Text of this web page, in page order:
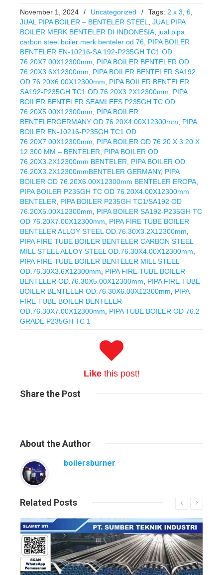
November 1, 2024 / Uncategorized / Tags: 2 x 3 6
JUAL PIPA BOILER – BENTELER STEEL
JUAL PIPA
BOILER MERK BENTELER DI INDONESIA jual pipa
carbon steel boiler merk benteler od 76 PIPA BOILER
BENTELER EN-10216-SA 192-P235GH TC1 OD
76.20X7.00X12300mm
PIPA BOILER BENTELER OD
76.20X3.6X12300mm
PIPA BOILER BENTELER SA192
OD 76.20X6.00X12300mm
PIPA BOILER BENTELER
SA192-P235GH TC1 OD 76.20X3.2X12300mm
PIPA
BOILER BENTELER SEAMLEES P235GH TC OD
76.20X5.00X12300mm
PIPA BOILER
BENTELERGERMANY OD 76.20X4.00X12300mm
PIPA
BOILER EN-10216-P235GH TC1 OD
76.20X7.00X12300mm
PIPA BOILER OD 76.20 X 3.20 X
12.300 MM – BENTELER
PIPA BOILER OD
76.20X3.2X12300mm BENTELER
PIPA BOILER OD
76.20X3.2X12300mmBENTELER GERMANY, PIPA
BOILER OD 76.20X6.00X12300mm BENTELER EROPA
PIPA BOILER P235GH TC OD 76.20X4.00X12300mm
BENTELER
PIPA BOILER P235GH TC1/SA192 OD
76.20X5.00X12300mm
PIPA BOILER SA192-P235GH TC
OD 76.20X7.00X12300mm
PIPA FIRE TUBE BOILER
BENTELER ALLOY STEEL OD.76.30X3.2X12300mm
PIPA FIRE TUBE BOILER BENTELER CARBON STEEL
MILL STEEL ALLOY STEEL OD.76.30X4.00X12300mm
PIPA FIRE TUBE BOILER BENTELER MILL STEEL
OD.76.30X3.6X12300mm
PIPA FIRE TUBE BOILER
BENTELER OD.76.30X5.00X12300mm
PIPA FIRE TUBE
BOILER BENTELER OD.76.30X6.00X12300mm
PIPA
FIRE TUBE BOILER BENTELER
OD.76.30X7.00X12300mm
PIPA TUBE BOILER OD 76.2
GRADE P235GH TC 1
Likethis post!
Sharethe Post
About the Author
boilersburner
Related Posts